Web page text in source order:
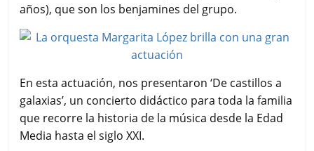
años), que son los benjamines del grupo.
En esta actuación, nos presentaron ‘De castillos a
galaxias’, un concierto didáctico para toda la familia
que recorre la historia de la música desde la Edad
Media hasta el siglo XXI.